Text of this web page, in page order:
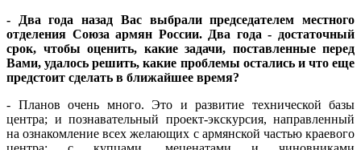
- Два года назад Вас выбрали председателем местного
отделения Союза армян России. Два года - достаточный
срок, чтобы оценить, какие задачи, поставленные перед
Вами, удалось решить, какие проблемы остались и что еще
предстоит сделать в ближайшее время?
- Планов очень много. Это и развитие технической базы
центра; и познавательный проект-экскурсия, направленный
на ознакомление всех желающих с армянской частью краевого